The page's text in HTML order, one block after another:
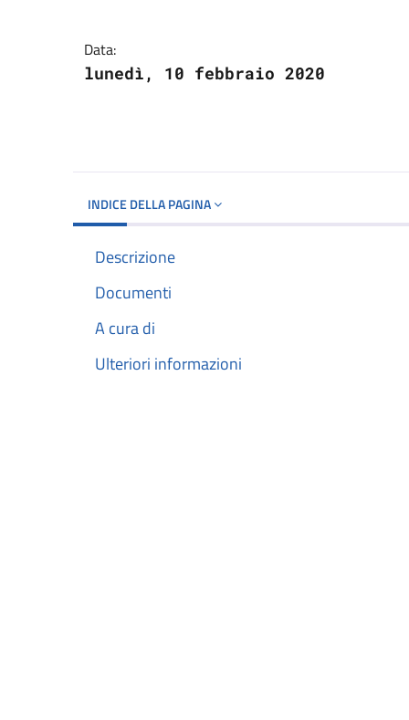
Data:
lunedì, 10 febbraio 2020
INDICE DELLA PAGINA
Descrizione
Documenti
A cura di
Ulteriori informazioni